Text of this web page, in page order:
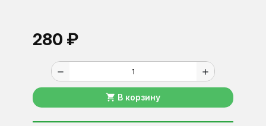
280 ₽
remove add
shopping_cart В корзину